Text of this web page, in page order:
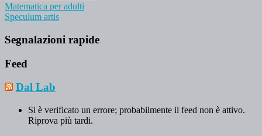
Matematica per adulti
Speculum artis
Segnalazioni rapide
Feed
Dal Lab
Si è verificato un errore; probabilmente il feed non è attivo.
Riprova più tardi.